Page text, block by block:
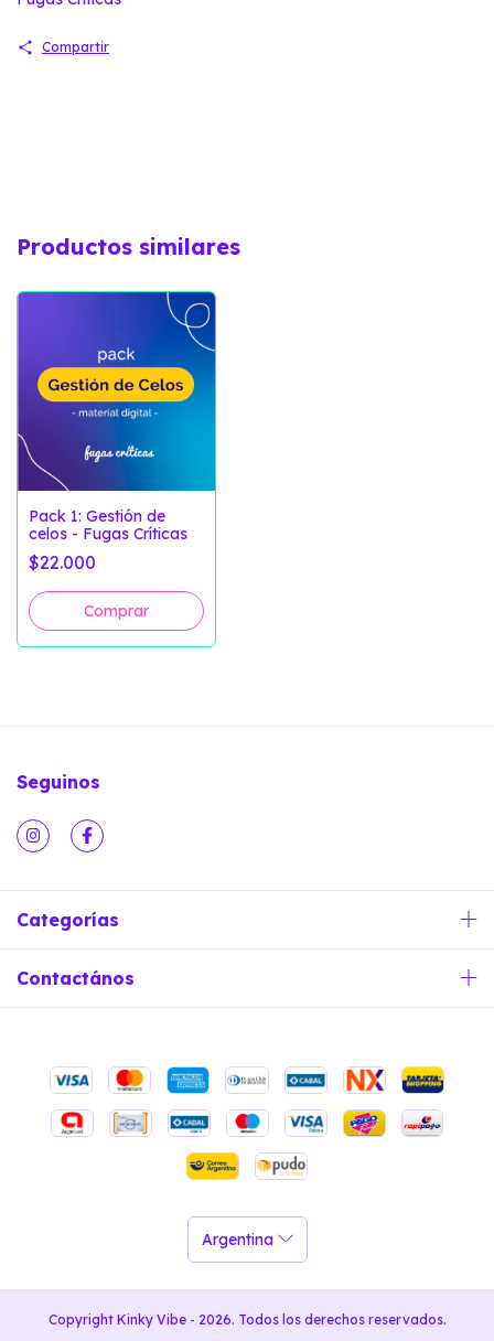
Compartir
Productos similares
Pack 1: Gestión de
celos - Fugas Críticas
$22.000
Seguinos
Categorías
Contactános
Copyright Kinky Vibe - 2026. Todos los derechos reservados.